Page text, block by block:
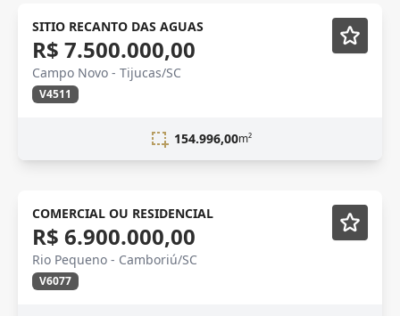
SITIO RECANTO DAS AGUAS
R$ 7.500.000,00
Campo Novo - Tijucas/SC
V4511
154.996,00m²
COMERCIAL OU RESIDENCIAL
R$ 6.900.000,00
Rio Pequeno - Camboriú/SC
V6077